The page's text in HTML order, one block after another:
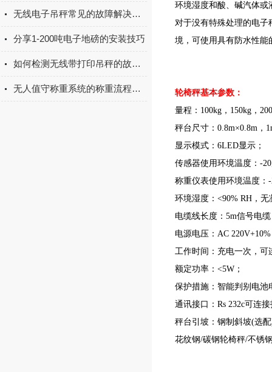
无线电子吊秤常见的故障解决方法及注意事项
分享1-200吨电子地磅的安装技巧
如何检测无线带打印吊秤的故障问题
无人值守称重系统的称重流程你可了解？
环境湿度和酸、碱汽体
对于没有特殊处理的电子
境，可使用具有防水性能
轮椅秤基本参数：
量程：100kg，150kg，
秤台尺寸：0.8m×0.8m，
显示模式：6LED显示；
传感器使用环境温度：-
称重仪表使用环境温度：
环境湿度：<90% RH，无
电缆线长度：5m信号电
电源电压：AC
工作时间：充电一次，可
额定功率：<5W；
保护措施：智能判别电池
通讯接口：Rs 232c可连
秤台引坡：钢制斜坡(选
花纹钢/碳钢轮椅秤/不锈